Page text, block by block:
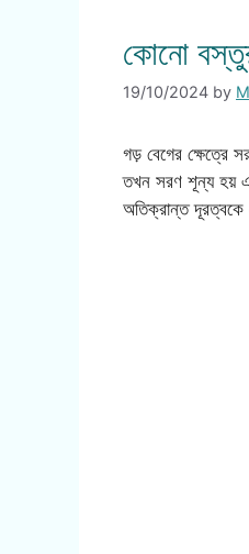
কোনো
19/10/2024 by
গড় বেগের ক্ষেত্রে
তখন সরণ শূন্য হয়
অতিক্রান্ত দূরত্বকে